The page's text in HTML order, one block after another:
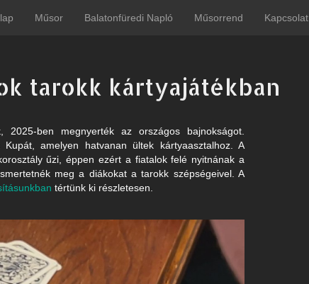
Műsor Balatonfüredi Napló Műsorrend Kapcsolat
tarokk kártyajátékban
ben megnyerték az országos bajnokságot.
amelyen hatvanan ültek kártyaasztalhoz. A
űzi, éppen ezért a fiatalok felé nyitnának a
meg a diákokat a tarokk szépségeivel. A
tértünk ki részletesen.